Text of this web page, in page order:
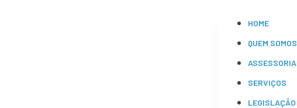
HOME
QUEM SOMOS
ASSESSORIA
SERVIÇOS
LEGISLAÇÃO